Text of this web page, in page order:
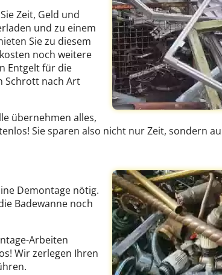
Zeit, Geld und
und zu einem
Sie zu diesem
noch weitere
Entgelt für die
Schrott nach Art
übernehmen alles,
Sie sparen also nicht nur Zeit, sondern
Demontage nötig.
Badewanne noch
Arbeiten
Wir zerlegen Ihren